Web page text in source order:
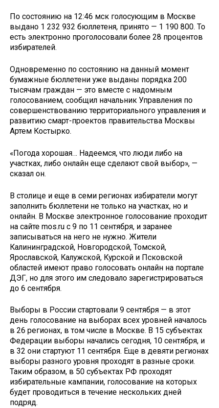
По состоянию на 12:46 мск голосующим в Москве
выдано 1 232 932 бюллетеня, принято — 1 190 800. То
есть электронно проголосовали более 28 процентов
избирателей.
Одновременно по состоянию на данный момент
бумажные бюллетени уже выданы порядка 200
тысячам граждан — это вместе с надомным
голосованием, сообщил начальник Управления по
совершенствованию территориального управления и
развитию смарт-проектов правительства Москвы
Артем Костырко.
«Погода хорошая… Надеемся, что люди либо на
участках, либо онлайн еще сделают свой выбор», —
сказал он.
В столице и еще в семи регионах избиратели могут
заполнить бюллетени не только на участках, но и
онлайн. В Москве электронное голосование проходит
на сайте mos.ru с 9 по 11 сентября, и заранее
записываться на него не нужно. Жители
Калининградской, Новгородской, Томской,
Ярославской, Калужской, Курской и Псковской
областей имеют право голосовать онлайн на портале
ДЭГ, но для этого им следовало зарегистрироваться
до 6 сентября.
Выборы в России стартовали 9 сентября — в этот
день голосование на выборах всех уровней началось
в 26 регионах, в том числе в Москве. В 15 субъектах
Федерации выборы начались сегодня, 10 сентября, и
в 32 они стартуют 11 сентября. Еще в девяти регионах
выборы разного уровня проходят в разные сроки.
Таким образом, в 50 субъектах РФ проходят
избирательные кампании, голосование на которых
будет проводиться в течение нескольких дней
подряд.